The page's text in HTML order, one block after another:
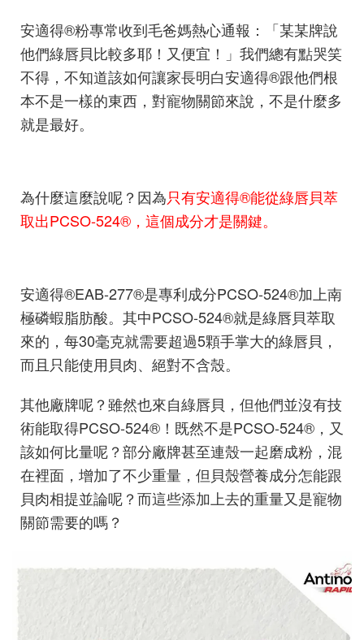
安適得®粉專常收到毛爸媽熱心通報：「某某牌說
他們綠唇貝比較多耶！又便宜！」我們總有點哭笑
不得，不知道該如何讓家長明白安適得®跟他們根
本不是一樣的東西，對寵物關節來說，不是什麼多
就是最好。
為什麼這麼說呢？因為只有安適得®能從綠唇貝萃
取出PCSO-524®，這個成分才是關鍵。
安適得®EAB-277®是專利成分PCSO-524®加上南
極磷蝦脂肪酸。其中PCSO-524®就是綠唇貝萃取
來的，每30毫克就需要超過5顆手掌大的綠唇貝，
而且只能使用貝肉、絕對不含殼。
其他廠牌呢？雖然也來自綠唇貝，但他們並沒有技
術能取得PCSO-524®！既然不是PCSO-524®，又
該如何比量呢？部分廠牌甚至連殼一起磨成粉，混
在裡面，增加了不少重量，但貝殼營養成分怎能跟
貝肉相提並論呢？而這些添加上去的重量又是寵物
關節需要的嗎？